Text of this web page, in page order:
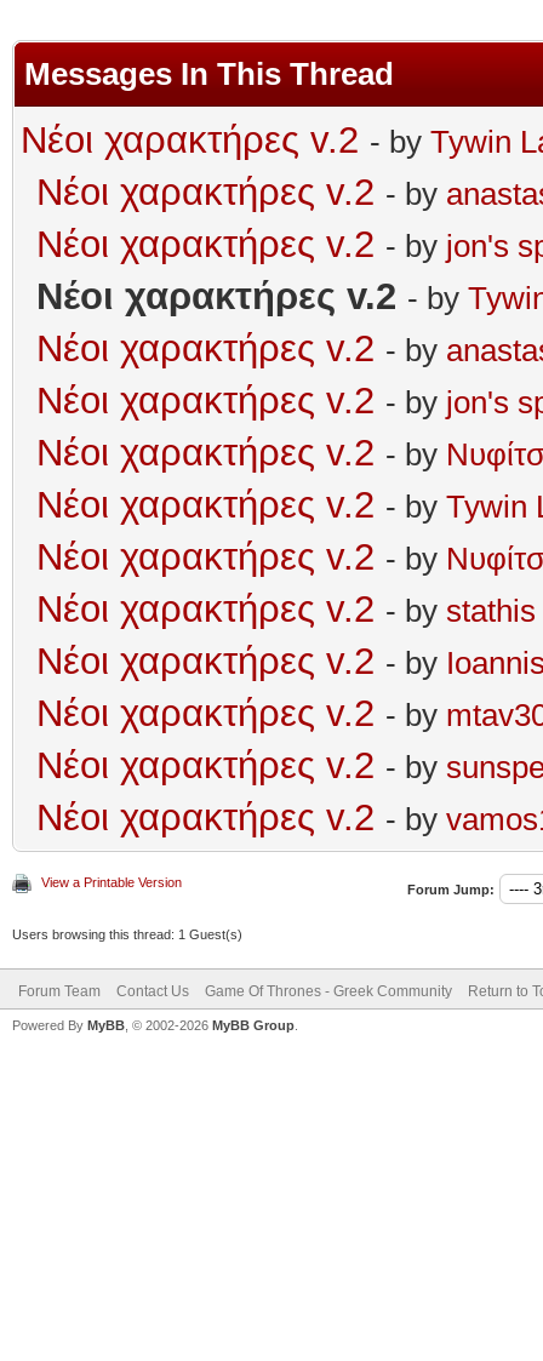
Messages In This Thread
Νέοι χαρακτήρες v.2 - by Tywin
Νέοι χαρακτήρες v.2 - by
Νέοι χαρακτήρες v.2 - by jonʹs
Νέοι χαρακτήρες v.2 - by
Νέοι χαρακτήρες v.2 - by
Νέοι χαρακτήρες v.2 - by jonʹs
Νέοι χαρακτήρες v.2 - by
Νέοι χαρακτήρες v.2 - by Tywin
Νέοι χαρακτήρες v.2 - by
Νέοι χαρακτήρες v.2 - by stathis
Νέοι χαρακτήρες v.2 - by
Νέοι χαρακτήρες v.2 - by
Νέοι χαρακτήρες v.2 - by
Νέοι χαρακτήρες v.2 - by
View a Printable Version Forum Jump:
Users browsing this thread: 1 Guest(s)
Forum Team Contact Us Game Of Thrones - Greek Community Return to
Powered By MyBB , © 2002-2026 MyBB Group